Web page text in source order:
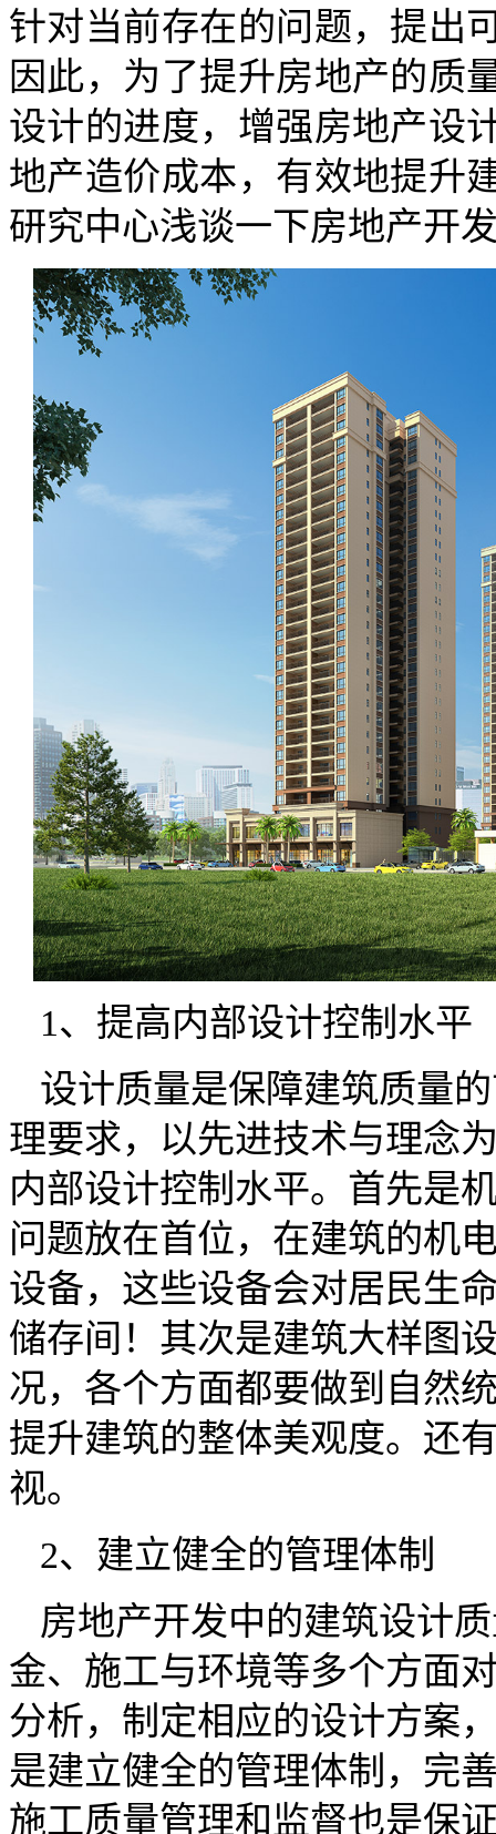
针对当前存在的问题，提出
因此，为了提升房地产的质
设计的进度，增强房地产设
地产造价成本，有效地提升
研究中心浅谈一下房地产开
1、提高内部设计控制水平
设计质量是保障建筑质量
理要求，以先进技术与理念
内部设计控制水平。首先是
问题放在首位，在建筑的机
设备，这些设备会对居民生
储存间！其次是建筑大样图
况，各个方面都要做到自然
提升建筑的整体美观度。还
视。
2、建立健全的管理体制
房地产开发中的建筑设计
金、施工与环境等多个方面
分析，制定相应的设计方案
是建立健全的管理体制，完
施工质量管理和监督也是保